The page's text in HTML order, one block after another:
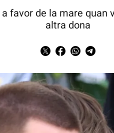
favor de la mare quan
altra dona